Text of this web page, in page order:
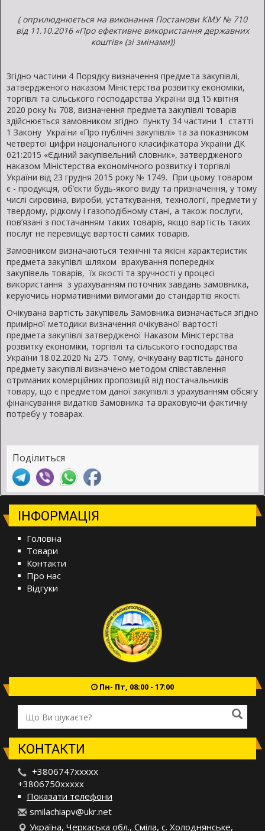
( оприлюднюється на виконання Постанови КМУ № 710
від 11.10.2016 «Про ефективне використання державних
коштів» (зі змінами))
Згідно частини 4 Порядку визначення предмета закупівлі,
затвердженого наказом Міністерства розвитку економіки,
торгівлі та сільського господарства України від 15 квітня
2020 року № 708, визначення предмета закупівлі товарів
здійснюється замовником згідно пункту 34 частини 1 статті
1 Закону України «Про публічні закупівлі» та за показником
четвертої цифри національного класифікатора України ДК
021:2015 «Єдиний закупівельний словник», затвердженого
наказом Міністерства економічного розвитку і торгівлі
України від 23 грудня 2015 року № 1749. При цьому товаром
є - продукція, об’єкти будь-якого виду та призначення, у тому
числі сировина, вироби, устаткування, технології, предмети у
твердому, рідкому і газоподібному стані, а також послуги,
пов’язані з постачанням таких товарів, якщо вартість таких
послуг не перевищує вартості самих товарів.
Замовником визначаються технічні та якісні характеристик
предмета закупівлі шляхом врахування попередніх
закупівель товарів, їх якості та зручності у процесі
використання з урахуванням поточних завдань замовника,
керуючись нормативними вимогами до стандартів якості.
Очікувана вартість закупівель Замовника визначається згідно
примірної методики визначення очікуваної вартості
предмета закупівлі затвердженої Наказом Міністерства
розвитку економіки, торгівлі та сільського господарства
України 18.02.2020 № 275. Тому, очікувану вартість даного
предмету закупівлі визначено методом співставлення
отриманих комерційних пропозицій від постачальників
товару, що є предметом даної закупівлі з урахуванням обсягу
фінансування видатків Замовника та враховуючи фактичну
потребу у товарах.
Поділиться
ІНФОРМАЦІЯ
Головна
Товари
Контакти
Про нас
Відгуки
Пн- Пт, 08:00 - 17:00
КОНТАКТИ
+3806747xxxxx
+3806750xxxxx
Показати телефони
smilachiapv@ukr.net
Україна, Черкаська обл., Сміла, с. Холоднянське,